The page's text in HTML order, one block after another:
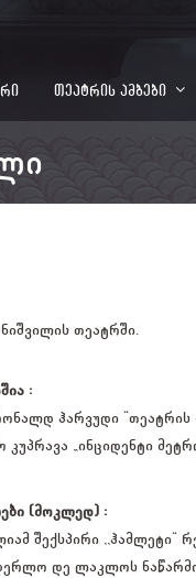
თეატრის ამბები
თეატრში.
:
ჰარვუდი
„ინციდენტი
(მოკლედ) :
შექსპირი ,,ჰამლეტი"
დე ლაკლოს